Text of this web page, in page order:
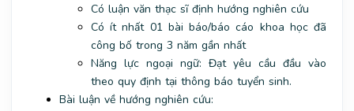
Có luận văn thạc sĩ định hướng nghiên cứu
Có ít nhất 01 bài báo/báo cáo khoa học đã
công bố trong 3 năm gần nhất
Năng lực ngoại ngữ: Đạt yêu cầu đầu vào
theo quy định tại thông báo tuyển sinh.
Bài luận về hướng nghiên cứu: